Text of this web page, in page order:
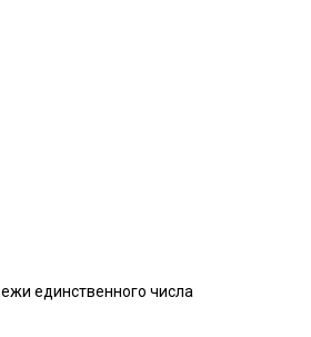
единственного числа